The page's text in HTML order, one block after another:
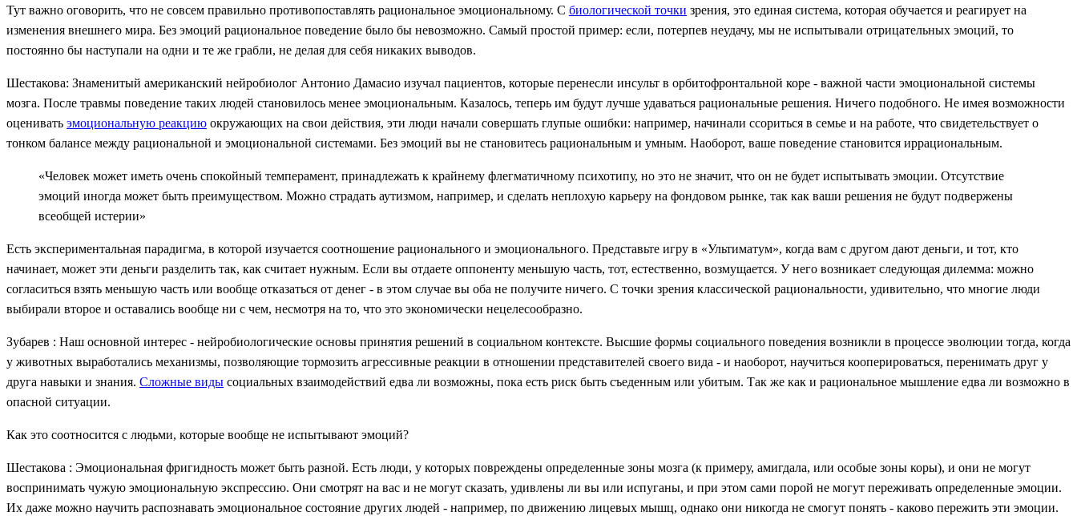
Тут важно оговорить, что не совсем правильно противопоставлять рациональное эмоциональному. С биологической точки зрения, это единая система, которая обучается и реагирует на
изменения внешнего мира. Без эмоций рациональное поведение было бы невозможно. Самый простой пример: если, потерпев неудачу, мы не испытывали отрицательных эмоций, то
постоянно бы наступали на одни и те же грабли, не делая для себя никаких выводов.
Шестакова: Знаменитый американский нейробиолог Антонио Дамасио изучал пациентов, которые перенесли инсульт в орбитофронтальной коре - важной части эмоциональной системы
мозга. После травмы поведение таких людей становилось менее эмоциональным. Казалось, теперь им будут лучше удаваться рациональные решения. Ничего подобного. Не имея возможности
оценивать эмоциональную реакцию окружающих на свои действия, эти люди начали совершать глупые ошибки: например, начинали ссориться в семье и на работе, что свидетельствует о
тонком балансе между рациональной и эмоциональной системами. Без эмоций вы не становитесь рациональным и умным. Наоборот, ваше поведение становится иррациональным.
«Человек может иметь очень спокойный темперамент, принадлежать к крайнему флегматичному психотипу, но это не значит, что он не будет испытывать эмоции. Отсутствие
эмоций иногда может быть преимуществом. Можно страдать аутизмом, например, и сделать неплохую карьеру на фондовом рынке, так как ваши решения не будут подвержены
всеобщей истерии»
Есть экспериментальная парадигма, в которой изучается соотношение рационального и эмоционального. Представьте игру в «Ультиматум», когда вам с другом дают деньги, и тот, кто
начинает, может эти деньги разделить так, как считает нужным. Если вы отдаете оппоненту меньшую часть, тот, естественно, возмущается. У него возникает следующая дилемма: можно
согласиться взять меньшую часть или вообще отказаться от денег - в этом случае вы оба не получите ничего. С точки зрения классической рациональности, удивительно, что многие люди
выбирали второе и оставались вообще ни с чем, несмотря на то, что это экономически нецелесообразно.
Зубарев : Наш основной интерес - нейробиологические основы принятия решений в социальном контексте. Высшие формы социального поведения возникли в процессе эволюции тогда, когда
у животных выработались механизмы, позволяющие тормозить агрессивные реакции в отношении представителей своего вида - и наоборот, научиться кооперироваться, перенимать друг у
друга навыки и знания. Сложные виды социальных взаимодействий едва ли возможны, пока есть риск быть съеденным или убитым. Так же как и рациональное мышление едва ли возможно в
опасной ситуации.
Как это соотносится с людьми, которые вообще не испытывают эмоций?
Шестакова : Эмоциональная фригидность может быть разной. Есть люди, у которых повреждены определенные зоны мозга (к примеру, амигдала, или особые зоны коры), и они не могут
воспринимать чужую эмоциональную экспрессию. Они смотрят на вас и не могут сказать, удивлены ли вы или испуганы, и при этом сами порой не могут переживать определенные эмоции.
Их даже можно научить распознавать эмоциональное состояние других людей - например, по движению лицевых мышц, однако они никогда не смогут понять - каково пережить эти эмоции.